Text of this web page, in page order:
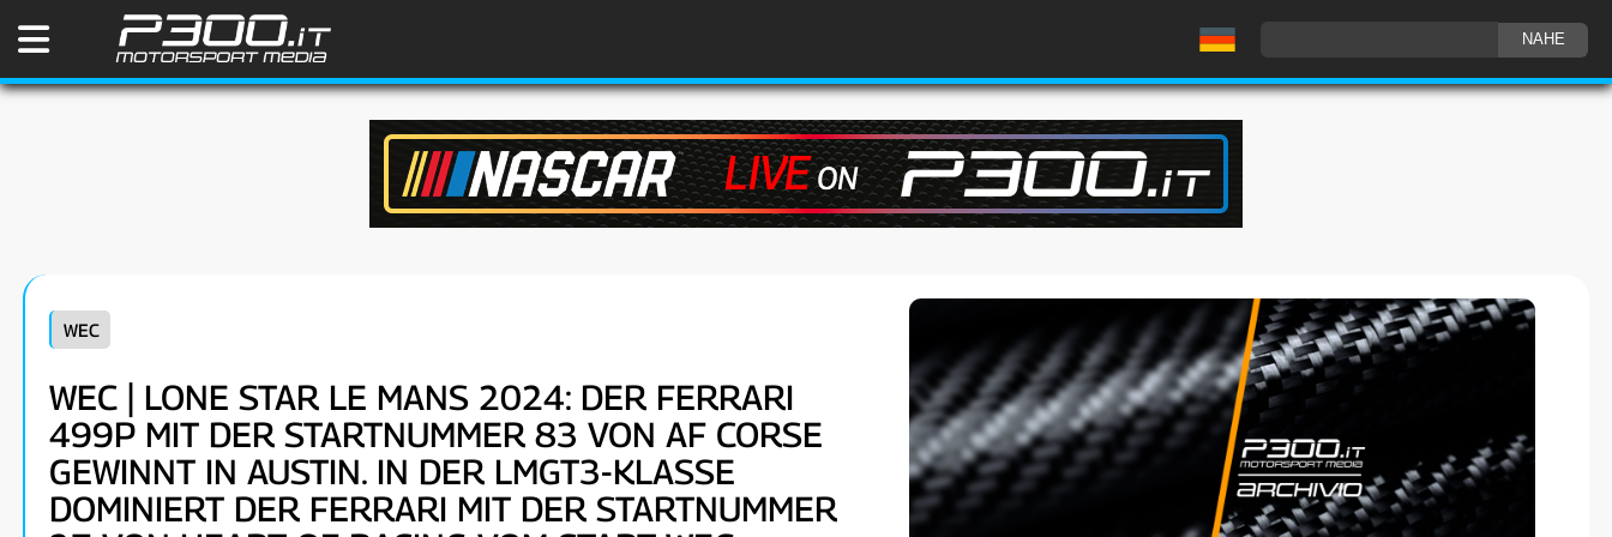
WEC
WEC | LONE STAR LE MANS 2024: DER FERRARI
499P MIT DER STARTNUMMER 83 VON AF CORSE
GEWINNT IN AUSTIN. IN DER LMGT3-KLASSE
DOMINIERT DER FERRARI MIT DER STARTNUMMER